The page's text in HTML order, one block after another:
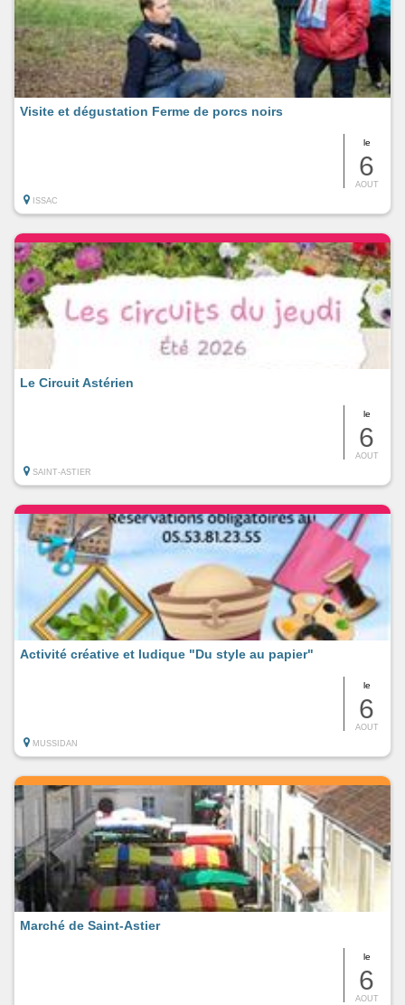
le
6
AOUT
Visite et dégustation Ferme de porcs noirs
ISSAC
le
6
AOUT
Le Circuit Astérien
SAINT-ASTIER
le
6
AOUT
Activité créative et ludique "Du style au papier"
MUSSIDAN
le
6
AOUT
Marché de Saint-Astier